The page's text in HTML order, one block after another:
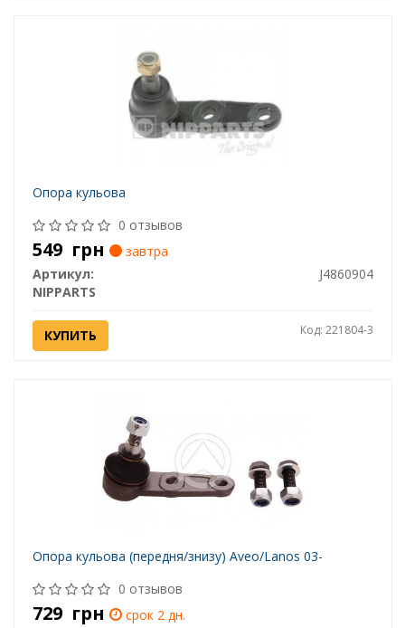
Опора кульова
0 отзывов
549 грн
завтра
Артикул:
J4860904
NIPPARTS
КУПИТЬ Код: 221804-3
Опора кульова (передня/знизу) Aveo/Lanos 03-
0 отзывов
729 грн
срок 2 дн.